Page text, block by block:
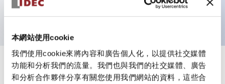
本網站使用cookie
我們使用cookie來將內容和廣告個人化，以提供社交媒體
功能和分析我們的流量。我們也與我們的社交媒體、廣告
和分析合作夥伴分享有關您使用我們網站的資料，這些合
防護結構為IP65（IEC60529）
規格 顯示全部